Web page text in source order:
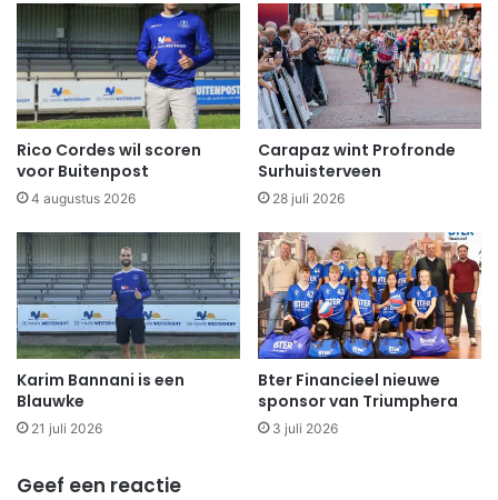
Rico Cordes wil scoren
voor Buitenpost
4 augustus 2026
Carapaz wint Profronde
Surhuisterveen
28 juli 2026
Karim Bannani is een
Blauwke
21 juli 2026
Bter Financieel nieuwe
sponsor van Triumphera
3 juli 2026
Geef een reactie